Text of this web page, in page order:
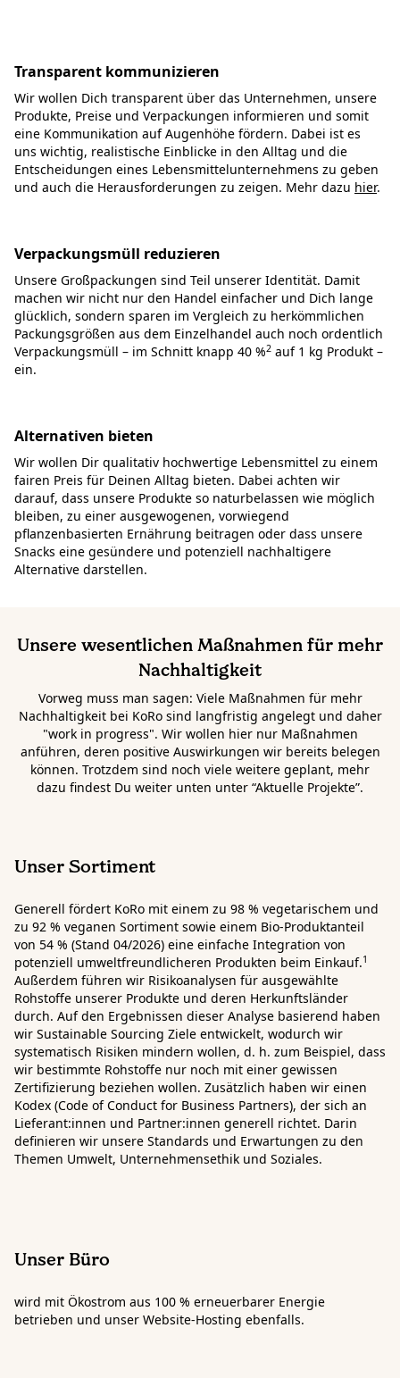
Transparent kommunizieren
Wir wollen Dich transparent über das Unternehmen, unsere
Produkte, Preise und Verpackungen informieren und somit
eine Kommunikation auf Augenhöhe fördern. Dabei ist es
uns wichtig, realistische Einblicke in den Alltag und die
Entscheidungen eines Lebensmittelunternehmens zu geben
und auch die Herausforderungen zu zeigen. Mehr dazu hier.
Verpackungsmüll reduzieren
Unsere Großpackungen sind Teil unserer Identität. Damit
machen wir nicht nur den Handel einfacher und Dich lange
glücklich, sondern sparen im Vergleich zu herkömmlichen
Packungsgrößen aus dem Einzelhandel auch noch ordentlich
Verpackungsmüll – im Schnitt knapp 40 %2 auf 1 kg Produkt –
ein.
Alternativen bieten
Wir wollen Dir qualitativ hochwertige Lebensmittel zu einem
fairen Preis für Deinen Alltag bieten. Dabei achten wir
darauf, dass unsere Produkte so naturbelassen wie möglich
bleiben, zu einer ausgewogenen, vorwiegend
pflanzenbasierten Ernährung beitragen oder dass unsere
Snacks eine gesündere und potenziell nachhaltigere
Alternative darstellen.
Unsere wesentlichen Maßnahmen für mehr
Nachhaltigkeit
Vorweg muss man sagen: Viele Maßnahmen für mehr
Nachhaltigkeit bei KoRo sind langfristig angelegt und daher
"work in progress". Wir wollen hier nur Maßnahmen
anführen, deren positive Auswirkungen wir bereits belegen
können. Trotzdem sind noch viele weitere geplant, mehr
dazu findest Du weiter unten unter “Aktuelle Projekte”.
Unser Sortiment
Generell fördert KoRo mit einem zu 98 % vegetarischem und
zu 92 % veganen Sortiment sowie einem Bio-Produktanteil
von 54 % (Stand 04/2026) eine einfache Integration von
potenziell umweltfreundlicheren Produkten beim Einkauf.1
Außerdem führen wir Risikoanalysen für ausgewählte
Rohstoffe unserer Produkte und deren Herkunftsländer
durch. Auf den Ergebnissen dieser Analyse basierend haben
wir Sustainable Sourcing Ziele entwickelt, wodurch wir
systematisch Risiken mindern wollen, d. h. zum Beispiel, dass
wir bestimmte Rohstoffe nur noch mit einer gewissen
Zertifizierung beziehen wollen. Zusätzlich haben wir einen
Kodex (Code of Conduct for Business Partners), der sich an
Lieferant:innen und Partner:innen generell richtet. Darin
definieren wir unsere Standards und Erwartungen zu den
Themen Umwelt, Unternehmensethik und Soziales.
Unser Büro
wird mit Ökostrom aus 100 % erneuerbarer Energie
betrieben und unser Website-Hosting ebenfalls.